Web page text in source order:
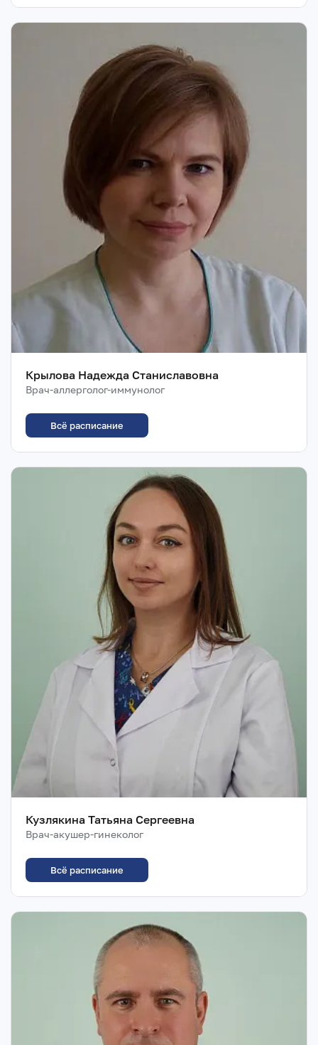
Крылова Надежда Станиславовна
Врач-аллерголог-иммунолог
Всё расписание
Кузлякина Татьяна Сергеевна
Врач-акушер-гинеколог
Всё расписание